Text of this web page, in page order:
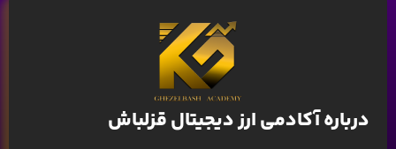
درباره آکادمی ارز دیجیتال قزلباش